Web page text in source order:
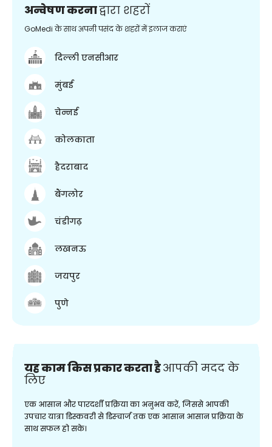
अन्वेषण करनाद्वारा शहरों
GoMedi के साथ अपनी पसंद के शहरों में इलाज कराएं
दिल्ली एनसीआर
मुंबई
चेन्नई
कोलकाता
हैदराबाद
बैंगलोर
चंडीगढ़
लखनऊ
जयपुर
पुणे
यह काम किस प्रकार करता हैआपकी मदद के
लिए
एक आसान और पारदर्शी प्रक्रिया का अनुभव करें, जिससे आपकी
उपचार यात्रा डिस्कवरी से डिस्चार्ज तक एक आसान आसान प्रक्रिया के
साथ सफल हो सके।